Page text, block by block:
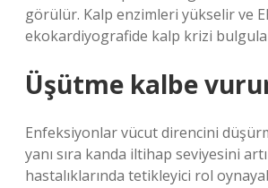
görülür. Kalp enzimleri yükselir ve
ekokardiyografide kalp krizi
Üşütme kalbe
Enfeksiyonlar vücut direncini
yanı sıra kanda iltihap seviyesini
hastalıklarında tetikleyici rol